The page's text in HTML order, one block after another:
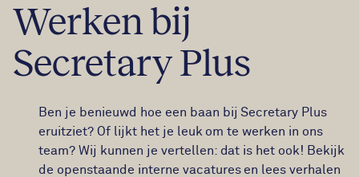
Werken bij
Secretary Plus
Ben je benieuwd hoe een baan bij Secretary Plus
eruitziet? Of lijkt het je leuk om te werken in ons
team? Wij kunnen je vertellen: dat is het ook! Bekijk
de openstaande interne vacatures en lees verhalen